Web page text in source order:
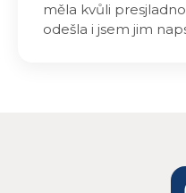
měla kvůli
odešla i jsem jim